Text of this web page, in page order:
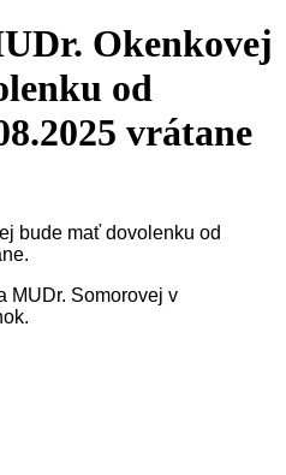
Okenkovej
od
vrátane
bude mať dovolenku od
MUDr. Somorovej v